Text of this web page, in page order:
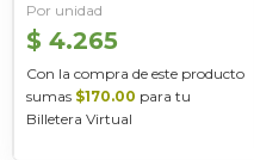
Por unidad
$ 4.265
Con la compra de este producto
sumas $170.00 para tu
Billetera Virtual